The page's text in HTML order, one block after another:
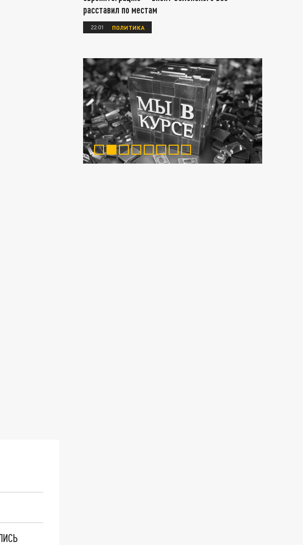
расставил по местам
22:01 ПОЛИТИКА